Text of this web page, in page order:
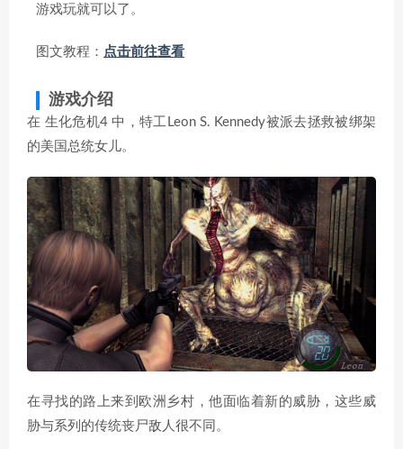
游戏玩就可以了。
图文教程： 点击前往查看
游戏介绍
在 生化危机4 中，特工Leon S. Kennedy被派去拯救被绑架
的美国总统女儿。
在寻找的路上来到欧洲乡村，他面临着新的威胁，这些威
胁与系列的传统丧尸敌人很不同。